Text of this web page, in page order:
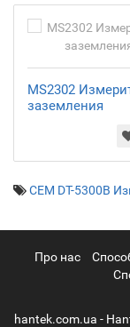
MS2302
заземления
CEM DT-5300B
Про нас
hantek.com.ua -